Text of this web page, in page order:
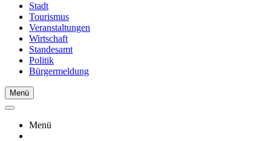
Stadt
Tourismus
Veranstaltungen
Wirtschaft
Standesamt
Politik
Bürgermeldung
Menü
Menü